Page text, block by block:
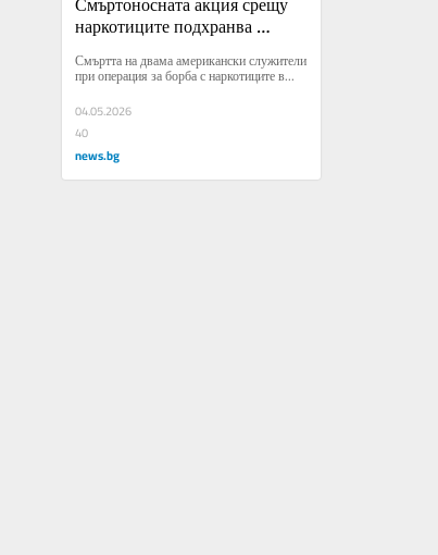
наркотиците подхранва
САЩ в Мексико
Смъртта на двама американски служители
при операция за борба с наркотиците в...
04.05.2026
40
news.bg